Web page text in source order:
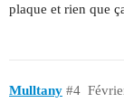
plaque et rien que
Mulltany #4